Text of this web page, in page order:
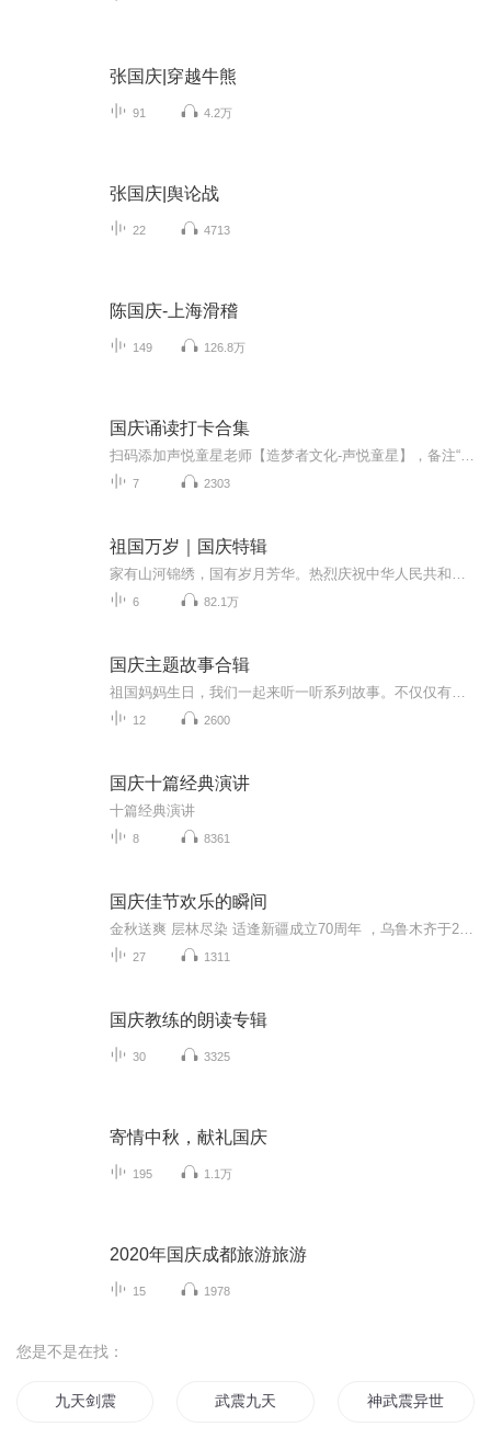
张国庆|穿越牛熊
91 4.2万
张国庆|舆论战
22 4713
陈国庆-上海滑稽
149 126.8万
国庆诵读打卡合集
7 2303
祖国万岁｜国庆特辑
6 82.1万
国庆主题故事合辑
12 2600
国庆十篇经典演讲
十篇经典演讲
8 8361
国庆佳节欢乐的瞬间
27 1311
国庆教练的朗读专辑
30 3325
寄情中秋，献礼国庆
195 1.1万
2020年国庆成都旅游旅游
15 1978
您是不是在找：
九天剑震 武震九天 神武震异世